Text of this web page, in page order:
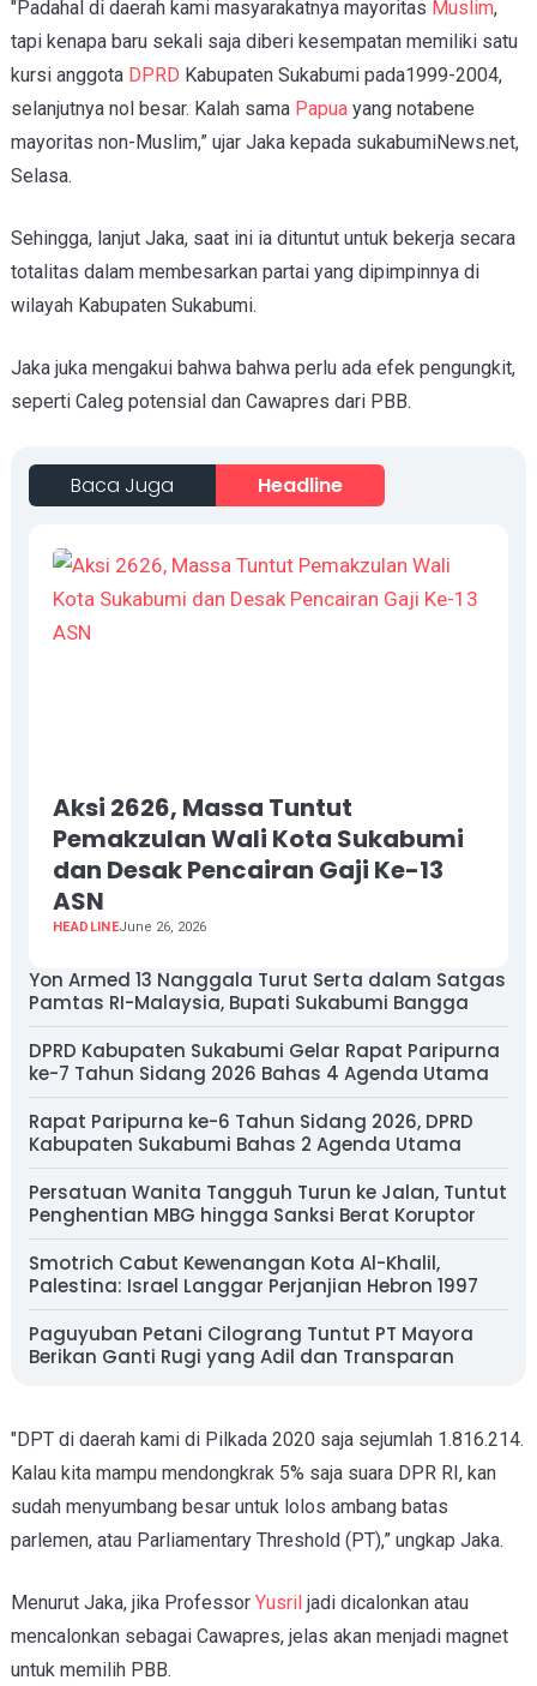
"Padahal di daerah kami masyarakatnya mayoritas Muslim,
tapi kenapa baru sekali saja diberi kesempatan memiliki satu
kursi anggota DPRD Kabupaten Sukabumi pada1999-2004,
selanjutnya nol besar. Kalah sama Papuayang notabene
mayoritas non-Muslim,” ujar Jaka kepada sukabumiNews.net,
Selasa.
Sehingga, lanjut Jaka, saat ini ia dituntut untuk bekerja secara
totalitas dalam membesarkan partai yang dipimpinnya di
wilayah Kabupaten Sukabumi.
Jaka juka mengakui bahwa bahwa perlu ada efek pengungkit,
seperti Caleg potensial dan Cawapres dari PBB.
Baca Juga Headline
Aksi 2626, Massa Tuntut
Pemakzulan Wali Kota Sukabumi
dan Desak Pencairan Gaji Ke-13
ASN
HEADLINEJune 26, 2026
Yon Armed 13 Nanggala Turut Serta dalam Satgas
Pamtas RI-Malaysia, Bupati Sukabumi Bangga
DPRD Kabupaten Sukabumi Gelar Rapat Paripurna
ke-7 Tahun Sidang 2026 Bahas 4 Agenda Utama
Rapat Paripurna ke-6 Tahun Sidang 2026, DPRD
Kabupaten Sukabumi Bahas 2 Agenda Utama
Persatuan Wanita Tangguh Turun ke Jalan, Tuntut
Penghentian MBG hingga Sanksi Berat Koruptor
Smotrich Cabut Kewenangan Kota Al-Khalil,
Palestina: Israel Langgar Perjanjian Hebron 1997
Paguyuban Petani Cilograng Tuntut PT Mayora
Berikan Ganti Rugi yang Adil dan Transparan
"DPT di daerah kami di Pilkada 2020 saja sejumlah 1.816.214.
Kalau kita mampu mendongkrak 5% saja suara DPR RI, kan
sudah menyumbang besar untuk lolos ambang batas
parlemen, atau Parliamentary Threshold (PT),” ungkap Jaka.
Menurut Jaka, jika Professor Yusriljadi dicalonkan atau
mencalonkan sebagai Cawapres, jelas akan menjadi magnet
untuk memilih PBB.